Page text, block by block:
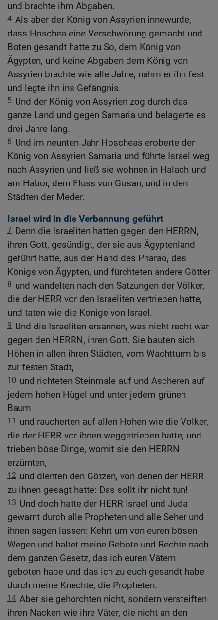
und brachte ihm Abgaben.
4 Als aber der König von Assyrien innewurde,
dass Hoschea eine Verschwörung gemacht und
Boten gesandt hatte zu So, dem König von
Ägypten, und keine Abgaben dem König von
Assyrien brachte wie alle Jahre, nahm er ihn fest
und legte ihn ins Gefängnis.
5 Und der König von Assyrien zog durch das
ganze Land und gegen Samaria und belagerte es
drei Jahre lang.
6 Und im neunten Jahr Hoscheas eroberte der
König von Assyrien Samaria und führte Israel weg
nach Assyrien und ließ sie wohnen in Halach und
am Habor, dem Fluss von Gosan, und in den
Städten der Meder.
Israel wird in die Verbannung geführt
7 Denn die Israeliten hatten gegen den HERRN,
ihren Gott, gesündigt, der sie aus Ägyptenland
geführt hatte, aus der Hand des Pharao, des
Königs von Ägypten, und fürchteten andere Götter
8 und wandelten nach den Satzungen der Völker,
die der HERR vor den Israeliten vertrieben hatte,
und taten wie die Könige von Israel.
9 Und die Israeliten ersannen, was nicht recht war
gegen den HERRN, ihren Gott. Sie bauten sich
Höhen in allen ihren Städten, vom Wachtturm bis
zur festen Stadt,
10 und richteten Steinmale auf und Ascheren auf
jedem hohen Hügel und unter jedem grünen
Baum
11
und räucherten auf allen Höhen wie die Völker,
die der HERR vor ihnen weggetrieben hatte, und
trieben böse Dinge, womit sie den HERRN
erzürnten,
12 und dienten den Götzen, von denen der HERR
zu ihnen gesagt hatte: Das sollt ihr nicht tun!
13 Und doch hatte der HERR Israel und Juda
gewarnt durch alle Propheten und alle Seher und
ihnen sagen lassen: Kehrt um von euren bösen
Wegen und haltet meine Gebote und Rechte nach
dem ganzen Gesetz, das ich euren Vätern
geboten habe und das ich zu euch gesandt habe
durch meine Knechte, die Propheten.
14 Aber sie gehorchten nicht, sondern versteiften
ihren Nacken wie ihre Väter, die nicht an den